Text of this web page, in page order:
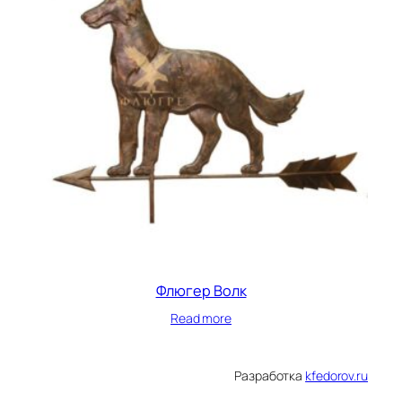
Флюгер Волк
Read more
Разработка kfedorov.ru